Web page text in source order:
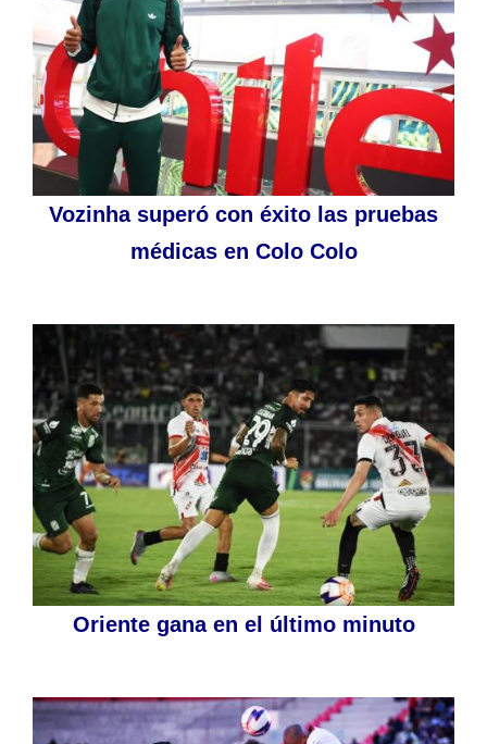
Vozinha superó con éxito las pruebas
médicas en Colo Colo
Oriente gana en el último minuto